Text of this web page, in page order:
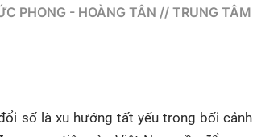
Phóng sự Khán giả
ngủ
Phim tài liệu
PHONG - HOÀNG TÂN // TRUNG TÂM
số là xu hướng tất yếu trong bối